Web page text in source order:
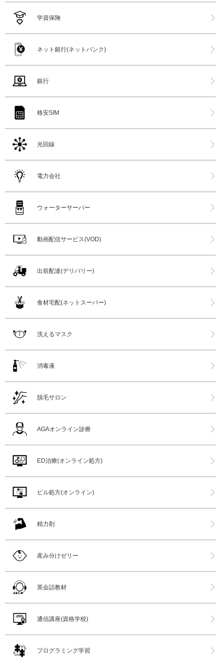
学資保険
ネット銀行(ネットバンク)
銀行
格安SIM
光回線
電力会社
ウォーターサーバー
動画配信サービス(VOD)
出前配達(デリバリー)
食材宅配(ネットスーパー)
洗えるマスク
消毒液
脱毛サロン
AGAオンライン診療
ED治療(オンライン処方)
ピル処方(オンライン)
精力剤
産み分けゼリー
英会話教材
通信講座(資格学校)
プログラミング学習